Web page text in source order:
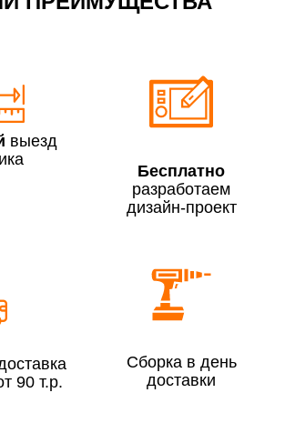
МКАД в выходные и вечернее
в будние дни при заказе:
7% (но не менее 2 500 руб.)
выезд
Бесплатно
разработаем
дизайн-проект
90 т.р.
Сборка в день
доставки